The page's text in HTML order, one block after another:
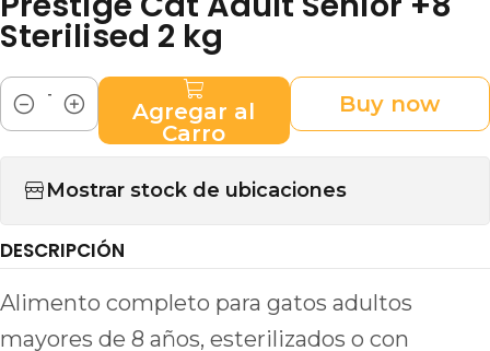
Sterilised 2 kg
Cantidad
Agregar al
Carro
Buy now
Mostrar stock de ubicaciones
DESCRIPCIÓN
Alimento completo para gatos adultos
mayores de 8 años, esterilizados o con